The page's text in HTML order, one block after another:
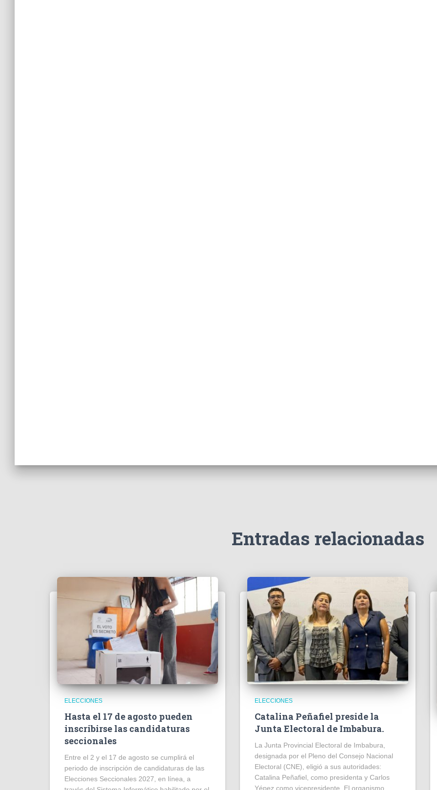
Entradas relacionadas
ELECCIONES
Hasta el 17 de agosto pueden
inscribirse las candidaturas
seccionales
Entre el 2 y el 17 de agosto se cumplirá el
periodo de inscripción de candidaturas de las
Elecciones Seccionales 2027, en línea, a
ELECCIONES
Catalina Peñafiel preside la
Junta Electoral de Imbabura.
La Junta Provincial Electoral de Imbabura,
designada por el Pleno del Consejo Nacional
Electoral (CNE), eligió a sus autoridades:
Catalina Peñafiel, como presidenta y Carlos
Yépez como vicepresidente. El organismo